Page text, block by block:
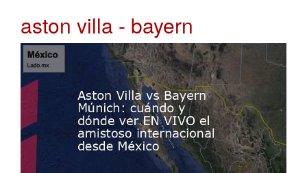
aston villa - bayern